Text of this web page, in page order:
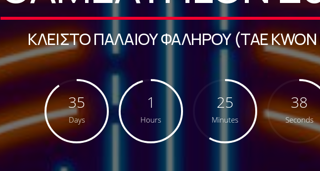
ΚΛΕΙΣΤΌ ΠΑΛΑΙΟΎ ΦΑΛΉΡΟΥ (TAE KWON
35
Days
1
Hours
25
Minutes
38
Seconds